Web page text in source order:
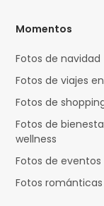
Momentos
Fotos de navidad
Fotos de viajes
Fotos de
Fotos de
wellness
Fotos de eventos
Fotos románticas